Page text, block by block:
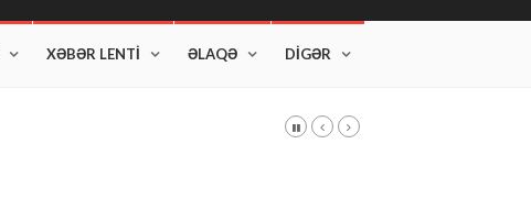
XƏBƏR LENTİ ƏLAQƏ DİGƏR